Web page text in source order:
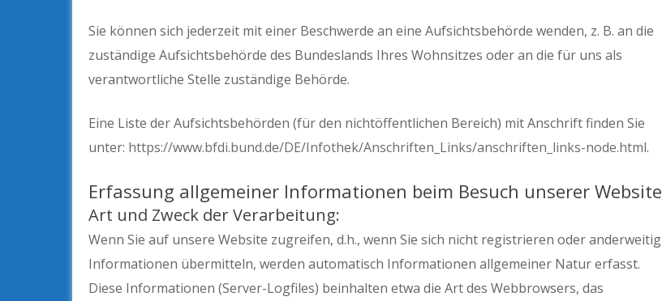
Sie können sich jederzeit mit einer Beschwerde an eine Aufsichtsbehörde wenden, z. B. an die
zuständige Aufsichtsbehörde des Bundeslands Ihres Wohnsitzes oder an die für uns als
verantwortliche Stelle zuständige Behörde.
Eine Liste der Aufsichtsbehörden (für den nichtöffentlichen Bereich) mit Anschrift finden Sie
unter: https://www.bfdi.bund.de/DE/Infothek/Anschriften_Links/anschriften_links-node.html.
Erfassung allgemeiner Informationen beim Besuch unserer Website
Art und Zweck der Verarbeitung:
Wenn Sie auf unsere Website zugreifen, d.h., wenn Sie sich nicht registrieren oder anderweitig
Informationen übermitteln, werden automatisch Informationen allgemeiner Natur erfasst.
Diese Informationen (Server-Logfiles) beinhalten etwa die Art des Webbrowsers, das